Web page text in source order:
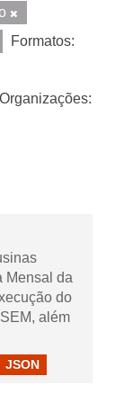
Formatos:
Organizações:
Mensal da
do
além
JSON